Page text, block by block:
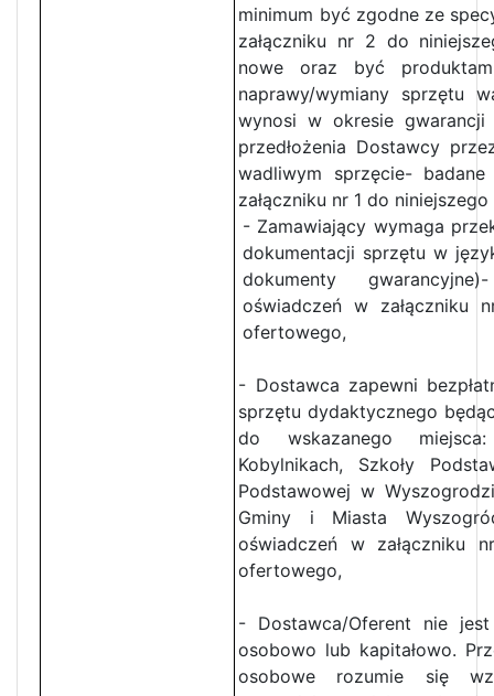
minimum być zgodne ze
załączniku nr 2 do
nowe oraz być
naprawy/wymiany sprzętu
wynosi w okresie
przedłożenia Dostawcy
wadliwym sprzęcie-
załączniku nr 1 do
- Zamawiający wymaga
dokumentacji sprzętu w
dokumenty
oświadczeń w załączniku
ofertowego,
- Dostawca zapewni
sprzętu dydaktycznego
do wskazanego
Kobylnikach, Szkoły
Podstawowej w
Gminy i Miasta
oświadczeń w załączniku
ofertowego,
- Dostawca/Oferent nie
osobowo lub kapitałowo.
osobowe rozumie się